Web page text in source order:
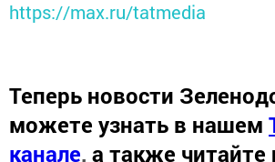
https://max.ru/tatmedia
Теперь новости
можете узнать в нашем
канале, а также читайте